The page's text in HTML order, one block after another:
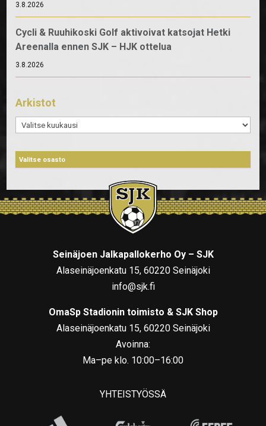
3.8.2026
Cycli & Ruuhikoski Golf aktivoivat katsojat Hetki
Areenalla ennen SJK – HJK ottelua
3.8.2026
Arkistot
Arkistot
Seinäjoen Jalkapallokerho Oy – SJK
Alaseinäjoenkatu 15, 60220 Seinäjoki
info@sjk.fi
OmaSp Stadionin toimisto & SJK Shop
Alaseinäjoenkatu 15, 60220 Seinäjoki
Avoinna:
Ma–pe klo. 10:00–16:00
YHTEISTYÖSSÄ